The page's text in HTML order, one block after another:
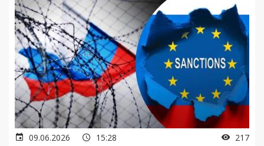
09.06.2026 15:28 217